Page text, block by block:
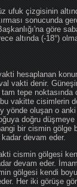
ufuk çizgisinin
sonucunda
göre
altında (-18°)
hesaplanan
vakti denir.
tepe noktasında
vakitte cisimlerin
yönde oluşan o
doğru düşmeye
bir cismin gölge
devam eder.
cismin gölgesi
devam eder.
gölgesi kendi
Her iki görüşe